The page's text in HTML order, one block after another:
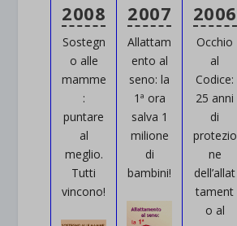
2008
Sostegn
o alle
mamme
:
puntare
al
meglio.
Tutti
vincono!
2007
Allattam
ento al
seno: la
1ª ora
salva 1
milione
di
bambini!
2006
Occhio
al
Codice:
25 anni
di
protezio
ne
dell’allat
tament
o al